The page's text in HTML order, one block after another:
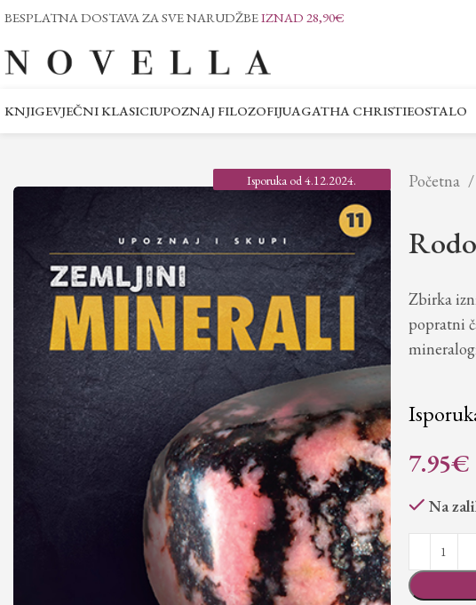
BESPLATNA DOSTAVA ZA SVE NARUDŽBEIZNAD 28,90€
KNJIGEVJEČNI KLASICIUPOZNAJ FILOZOFIJUAGATHA CHRISTIEOSTALO
Isporuka od 4.12.2024. Početna
Zbirka
popratni
7.95€
Na